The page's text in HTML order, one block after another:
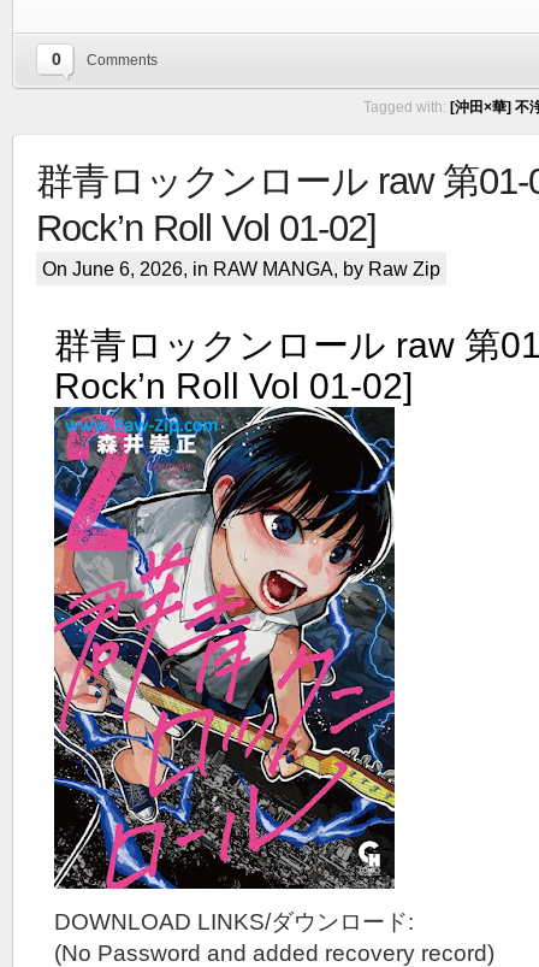
0 Comments
Tagged with: [沖田×華] 不
群青ロックンロール raw 第01-
Rock’n Roll Vol 01-02]
On June 6, 2026, in RAW MANGA, by Raw Zip
群青ロックンロール raw 第
Rock’n Roll Vol 01-02]
DOWNLOAD LINKS/ダウンロード:
(No Password and added recovery record)